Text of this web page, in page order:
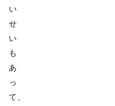
い
せ
い
も
あ
っ
て、